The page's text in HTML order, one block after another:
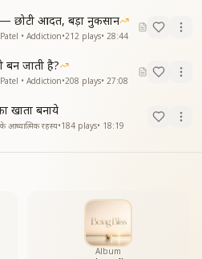
छोटी आदत, बड़ा नुकसान
• Addiction•212 plays• 28:44
जाती है?
• Addiction•208 plays• 27:08
खाता बनाये
आध्यात्मिक रहस्य•184 plays• 18:19
Album